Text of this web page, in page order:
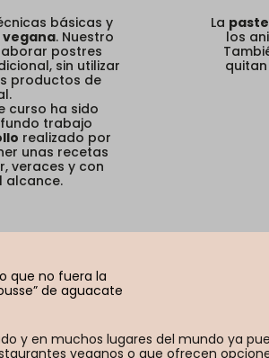
básicas y
. Nuestro
postres
sin utilizar
productos de
curso ha sido
trabajo
realizado por
unas recetas
veraces y con
alcance.
La
los
que no fuera la
de aguacate
y en muchos lugares del mundo ya
veganos o que ofrecen